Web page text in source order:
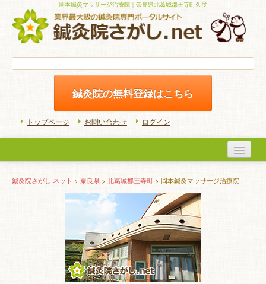
岡本鍼灸マッサージ治療院｜奈良県北葛城郡王寺町久度
鍼灸院の無料登録はこちら
トップページ お問い合わせ ログイン
初めての方へ
よくある質問
ホームケア
特 集
鍼灸院さがし.ネット > 奈良県 > 北葛城郡王寺町 > 岡本鍼灸マッサージ治療院